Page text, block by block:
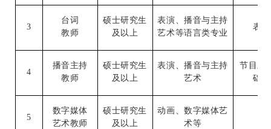
3
台词
教师
硕士研究生
及以上
表演 、播音与主持
艺术等语言类专业
表
4
播音主持
教师
硕士研究生
及以上
表演 、播音与主持
艺术
节目主
础
5
数字媒体
艺术教师
硕士研究生
及以上
动画 、数字媒体艺
术等